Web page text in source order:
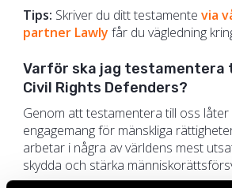
Tips: Skriver du ditt testamente via
partner Lawly får du vägledning
Varför ska jag testamentera
Civil Rights Defenders?
Genom att testamentera till oss
engagemang för mänskliga
arbetar i några av världens mest
skydda och stärka